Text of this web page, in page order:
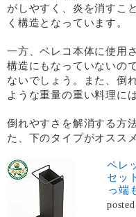
がしやすく、炎を消すこ
く構造となっています。
一方、ペレコ本体に使用
構造にもなっていないの
ないでしょう。また、倒
ような重量の重い料理に
倒れやすさを解消する方
た、下のタイプがオスス
ペレ
セッ
っ端